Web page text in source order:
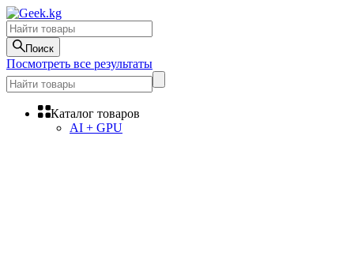
Поиск
Посмотреть все результаты
Каталог товаров
AI + GPU